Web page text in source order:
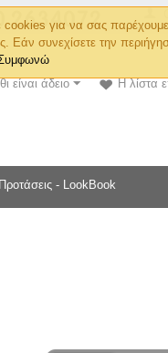
cookies για να σας
Εάν συνεχίσετε την
Η λίστα
είναι άδειο
Προτάσεις - LookBook